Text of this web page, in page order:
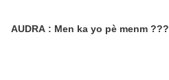
AUDRA : Men ka yo pè menm ???